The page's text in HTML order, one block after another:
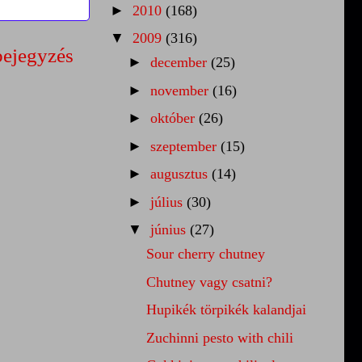
► 2010 (168)
▼ 2009 (316)
► december (25)
► november (16)
► október (26)
► szeptember (15)
► augusztus (14)
► július (30)
▼ június (27)
Sour cherry chutney
Chutney vagy csatni?
Hupikék törpikék kalandjai
Zuchinni pesto with chili